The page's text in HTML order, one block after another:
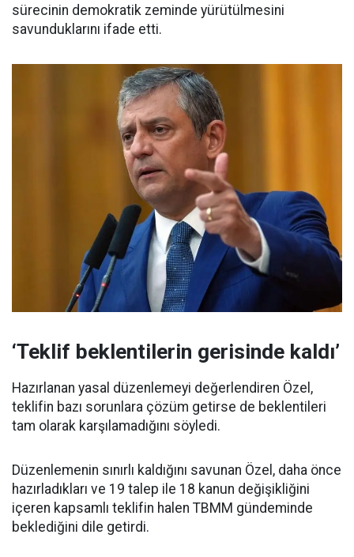
sürecinin demokratik zeminde yürütülmesini
savunduklarını ifade etti.
‘Teklif beklentilerin gerisinde kaldı’
Hazırlanan yasal düzenlemeyi değerlendiren Özel,
teklifin bazı sorunlara çözüm getirse de beklentileri
tam olarak karşılamadığını söyledi.
Düzenlemenin sınırlı kaldığını savunan Özel, daha önce
hazırladıkları ve 19 talep ile 18 kanun değişikliğini
içeren kapsamlı teklifin halen TBMM gündeminde
beklediğini dile getirdi.